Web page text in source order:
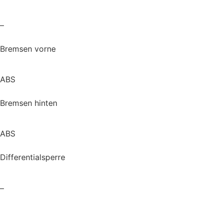
–
Bremsen vorne
ABS
Bremsen hinten
ABS
Differentialsperre
–